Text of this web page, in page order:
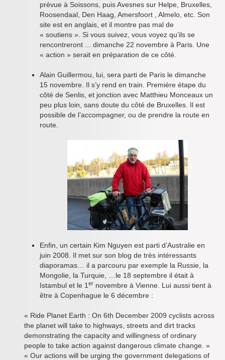
prévue à Soissons, puis Avesnes sur Helpe, Bruxelles,
Roosendaal, Den Haag, Amersfoort , Almelo, etc. Son
site est en anglais, et il montre pas mal de
« soutiens ». Si vous suivez, vous voyez qu’ils se
rencontreront ... dimanche 22 novembre à Paris. Une
« action » serait en préparation de ce côté.
Alain Guillermou, lui, sera parti de Paris le dimanche
15 novembre. Il s’y rend en train. Première étape du
côté de Senlis, et jonction avec Matthieu Monceaux un
peu plus loin, sans doute du côté de Bruxelles. Il est
possible de l’accompagner, ou de prendre la route en
route.
Enfin, un certain Kim Nguyen est parti d’Australie en
juin 2008. Il met sur son blog de très intéressants
diaporamas… il a parcouru par exemple la Russie, la
Mongolie, la Turquie, …le 18 septembre il était à
Istambul et le 1 er novembre à Vienne. Lui aussi tient à
être à Copenhague le 6 décembre :
« Ride Planet Earth : On 6th December 2009 cyclists across
the planet will take to highways, streets and dirt tracks
demonstrating the capacity and willingness of ordinary
people to take action against dangerous climate change. »
« Our actions will be urging the government delegations of